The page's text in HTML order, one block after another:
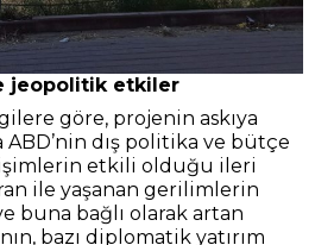
jeopolitik etkiler
göre, projenin askıya
ABD’nin dış politika ve bütçe
etkili olduğu ileri
ile yaşanan gerilimlerin
buna bağlı olarak artan
bazı diplomatik yatırım